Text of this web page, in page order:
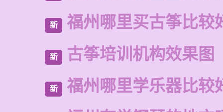
新 福州哪里买古筝比较
新 古筝培训机构效果图
新
福州哪里学乐器比较